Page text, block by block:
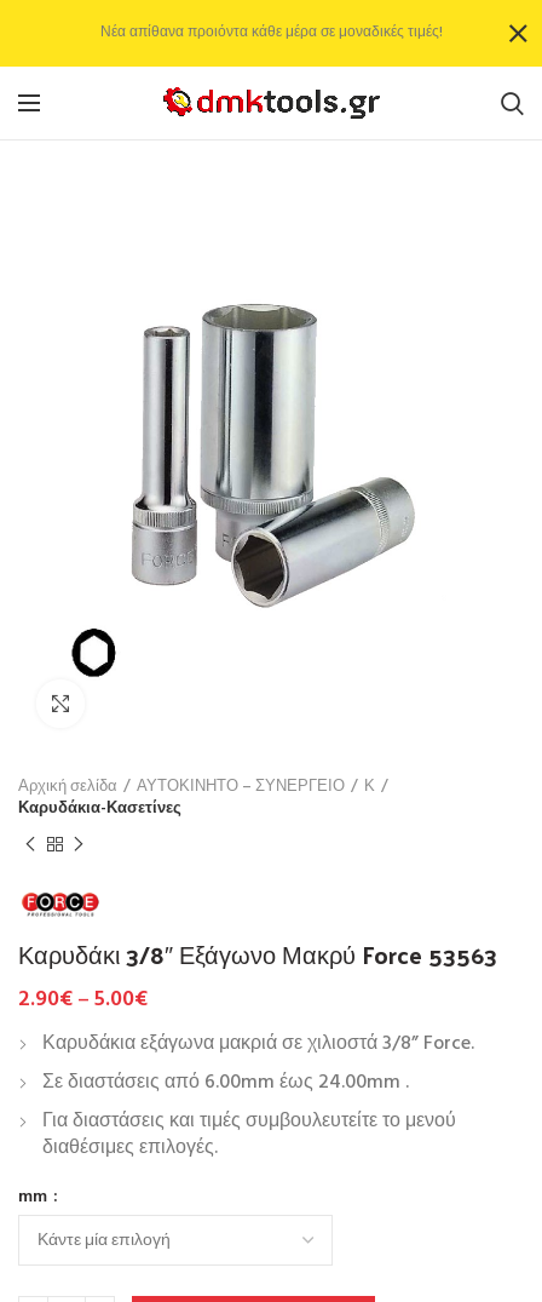
Αρχική σελίδα ΑΥΤΟΚΙΝΗΤΟ – ΣΥΝΕΡΓΕΙΟ
Κ
Καρυδάκια-Κασετίνες
Καρυδάκι 3/8″ Εξάγωνο Μακρύ Force 53563
2.90€–5.00€
Καρυδάκια εξάγωνα μακριά σε χιλιοστά 3/8” Force.
Σε διαστάσεις από 6.00mm έως 24.00mm .
Για διαστάσεις και τιμές συμβουλευτείτε το μενού
διαθέσιμες επιλογές.
mm
Νέα απίθανα προιόντα κάθε μέρα σε μοναδικές τιμές!